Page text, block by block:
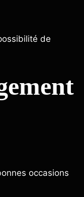
de
occasions